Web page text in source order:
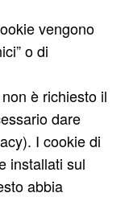
vengono
o di
è richiesto il
dare
I cookie di
installati sul
abbia